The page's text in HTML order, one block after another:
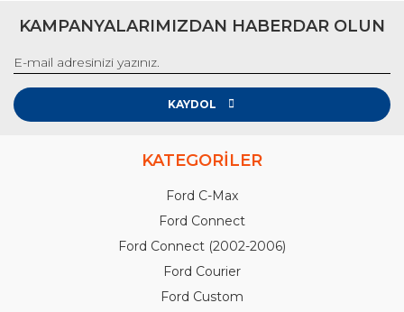
KAMPANYALARIMIZDAN HABERDAR OLUN
KAYDOL
KATEGORİLER
Ford C-Max
Ford Connect
Ford Connect (2002-2006)
Ford Courier
Ford Custom